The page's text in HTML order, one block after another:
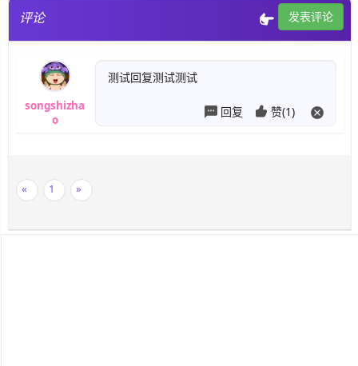
评论 发表评论
songshizha
o
测试回复测试测试
赞(1)
回复
« 1 »